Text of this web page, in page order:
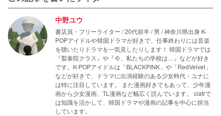
中野ユウ
書店員・フリーライター / 20代前半 / 男 / 神奈川県出身 K-
POPアイドルや韓国ドラマが好きで、仕事終わりには音楽
を聴いたりドラマを一気見したりします！ 韓国ドラマでは
『梨泰院クラス』や『今、私たちの学校は…』などが好き
です。K-POPアイドルは「BLACKPINK」や「RedVelvet」
などが好きで、ドラマに出演経験のある少女時代・ユナに
は特に注目しています。 また漫画好きでもあって、少年漫
画から少女漫画、TL漫画など幅広く読んでいます。 ciatrで
は知識を活かして、韓国ドラマや漫画の記事を中心に担当
しています。